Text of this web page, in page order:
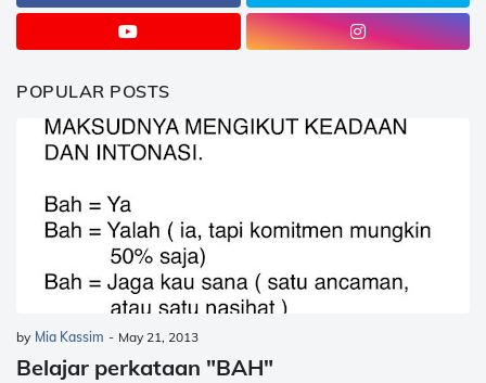
POPULAR POSTS
by Mia Kassim - May 21, 2013
Belajar perkataan "BAH"